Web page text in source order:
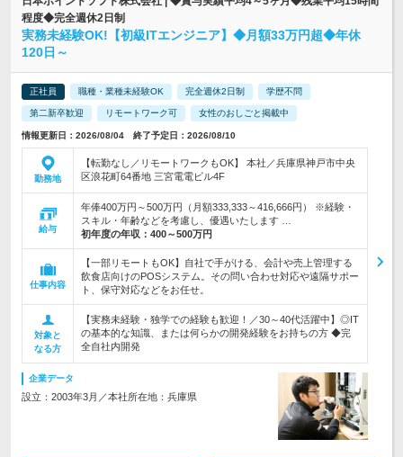
程度◆完全週休2日制
実務未経験OK!【初級ITエンジニア】◆月額33万円超◆年休
120日～
正社員 職種・業種未経験OK 完全週休2日制 学歴不問
第二新卒歓迎 リモートワーク可 女性のおしごと掲載中
情報更新日：2026/08/04 終了予定日：2026/08/10
勤務地
【転勤なし／リモートワークもOK】 本社／兵庫県神戸市中央
区浪花町64番地 三宮電電ビル4F
給与
年俸400万円～500万円（月額333,333～416,666円） ※経験・
スキル・年齢などを考慮し、優遇いたします …
初年度の年収： 400～500万円
仕事内容
【一部リモートもOK】自社で手がける、会計や売上管理する
飲食店向けのPOSシステム。その問い合わせ対応や遠隔サポー
ト、保守対応などをお任せ。
対象と
なる方
【実務未経験・独学での経験も歓迎！／30～40代活躍中】◎IT
の基本的な知識、または何らかの開発経験をお持ちの方 ◆完
全自社内開発
企業データ
設立：2003年3月／本社所在地：兵庫県